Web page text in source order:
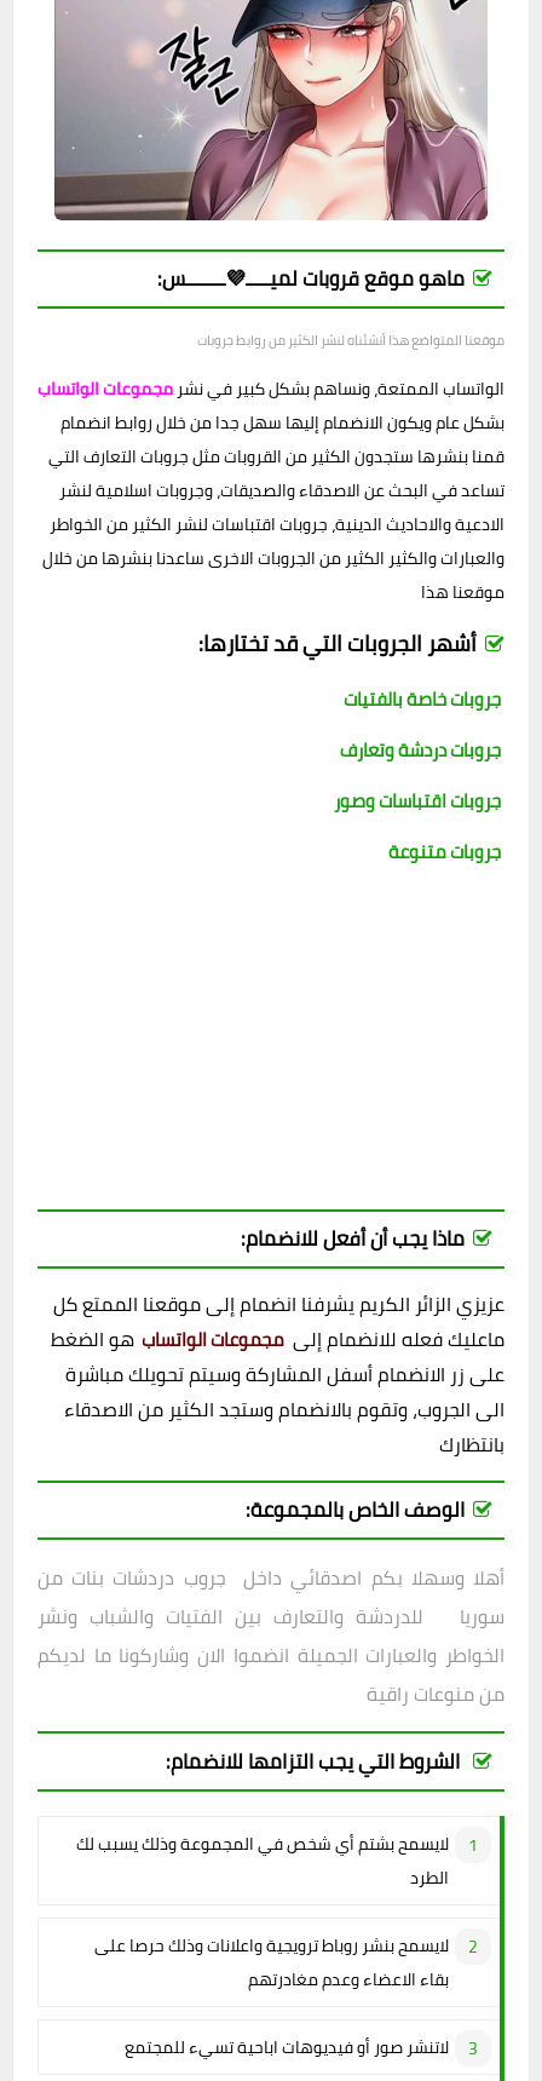
ماهو موقع قروبات لميـــــ💜ــــــــس:
موقعنا المتواضع هذا أنشئناه لنشر الكثير من روابط جروبات
الواتساب الممتعة، ونساهم بشكل كبير في نشرمجموعات الواتساب
بشكل عام ويكون الانضمام إليها سهل جدا من خلال روابط انضمام
قمنا بنشرها ستجدون الكثير من القروبات مثل جروبات التعارف التي
تساعد في البحث عن الاصدقاء والصديقات، وجروبات اسلامية لنشر
الادعية والاحاديث الدينية، جروبات اقتباسات لنشر الكثير من الخواطر
والعبارات والكثير الكثير من الجروبات الاخرى ساعدنا بنشرها من خلال
موقعنا هذا
أشهر الجروبات التي قد تختارها:
جروبات خاصة بالفتيات
جروبات دردشة وتعارف
جروبات اقتباسات وصور
جروبات متنوعة
ماذا يجب أن أفعل للانضمام:
عزيزي الزائر الكريم يشرفنا انضمام إلى موقعنا الممتع كل
ماعليك فعله للانضمام إلى مجموعات الواتساب هو الضغط
على زر الانضمام أسفل المشاركة وسيتم تحويلك مباشرة
الى الجروب، وتقوم بالانضمام وستجد الكثير من الاصدقاء
بانتظارك
الوصف الخاص بالمجموعة:
أهلا وسهلا بكم اصدقائي داخل جروب دردشات بنات من
سوريا للدردشة والتعارف بين الفتيات والشباب ونشر
الخواطر والعبارات الجميلة انضموا الان وشاركونا ما لديكم
من منوعات راقية
الشروط التي يجب التزامها للانضمام:
لايسمح بشتم أي شخص في المجموعة وذلك يسبب لك
الطرد
لايسمح بنشر روباط ترويجية واعلانات وذلك حرصا على
بقاء الاعضاء وعدم مغادرتهم
لاتنشر صور أو فيديوهات اباحية تسيء للمجتمع